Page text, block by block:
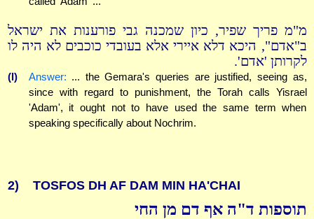
מ"מ פריך שפיר, כיון שמכנה גבי פורענות את ישראל
ב"אדם", היכא דלא איירי אלא בעובדי כוכבים לא היה לו
לקרותן 'אדם'.
(l) Answer: ... the Gemara's queries are justified, seeing as,
since with regard to punishment, the Torah calls Yisrael
'Adam', it ought not to have used the same term when
speaking specifically about Nochrim.
2) TOSFOS DH AF DAM MIN HA'CHAI
תוספות ד"ה אף דם מן החי